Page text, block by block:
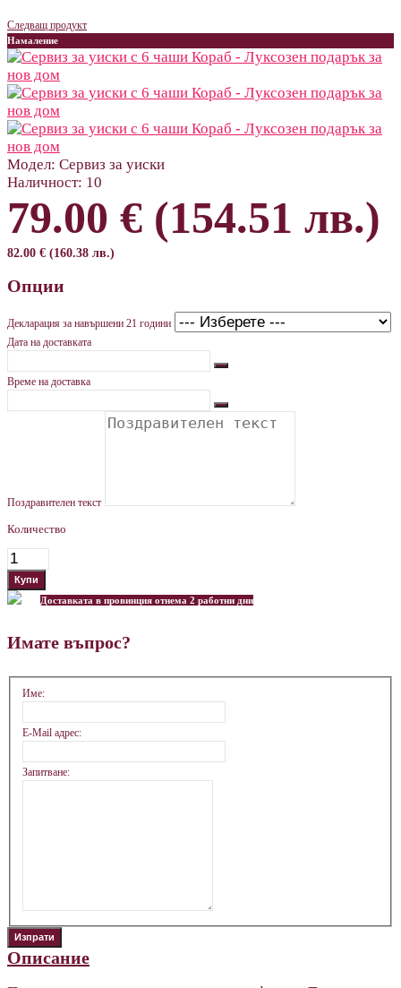
Следващ продукт
Намаление
Модел: Сервиз за уиски
Наличност: 10
79.00 € (154.51 лв.)
82.00 € (160.38 лв.)
Опции
Декларация за навършени 21 години
Дата на доставката
Време на доставка
Поздравителен текст
Количество
Доставката в провинция отнема 2 работни дни
Имате въпрос?
Име:
E-Mail адрес:
Запитване:
Описание